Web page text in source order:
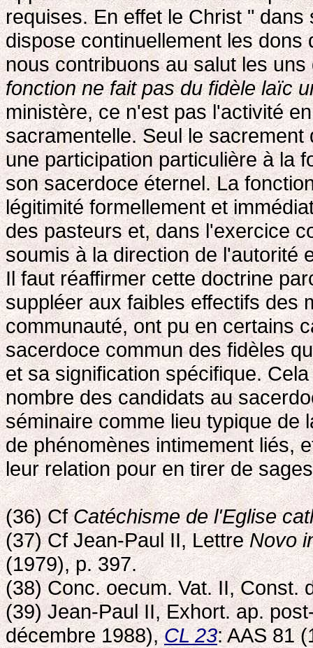
requises. En effet le Christ "
dispose continuellement les
nous contribuons au salut les
fonction ne fait pas du fidèle laïc
ministère, ce n'est pas l'activité
sacramentelle. Seul le
une participation particulière à la
son sacerdoce éternel. La
légitimité formellement et
des pasteurs et, dans l'exercice
soumis à la direction de l'autorité
Il faut réaffirmer cette doctrine
suppléer aux faibles effectifs des
communauté, ont pu en certains
sacerdoce commun des fidèles
et sa signification spécifique.
nombre des candidats au
séminaire comme lieu typique de
de phénomènes intimement liés,
leur relation pour en tirer de
(36) CfCatéchisme de l'Eglise
(37) Cf Jean-Paul II, LettreNovo
(1979), p. 397.
(38) Conc. oecum. Vat. II, Const.
(39) Jean-Paul II, Exhort. ap.
décembre 1988), CL 23: AAS 81